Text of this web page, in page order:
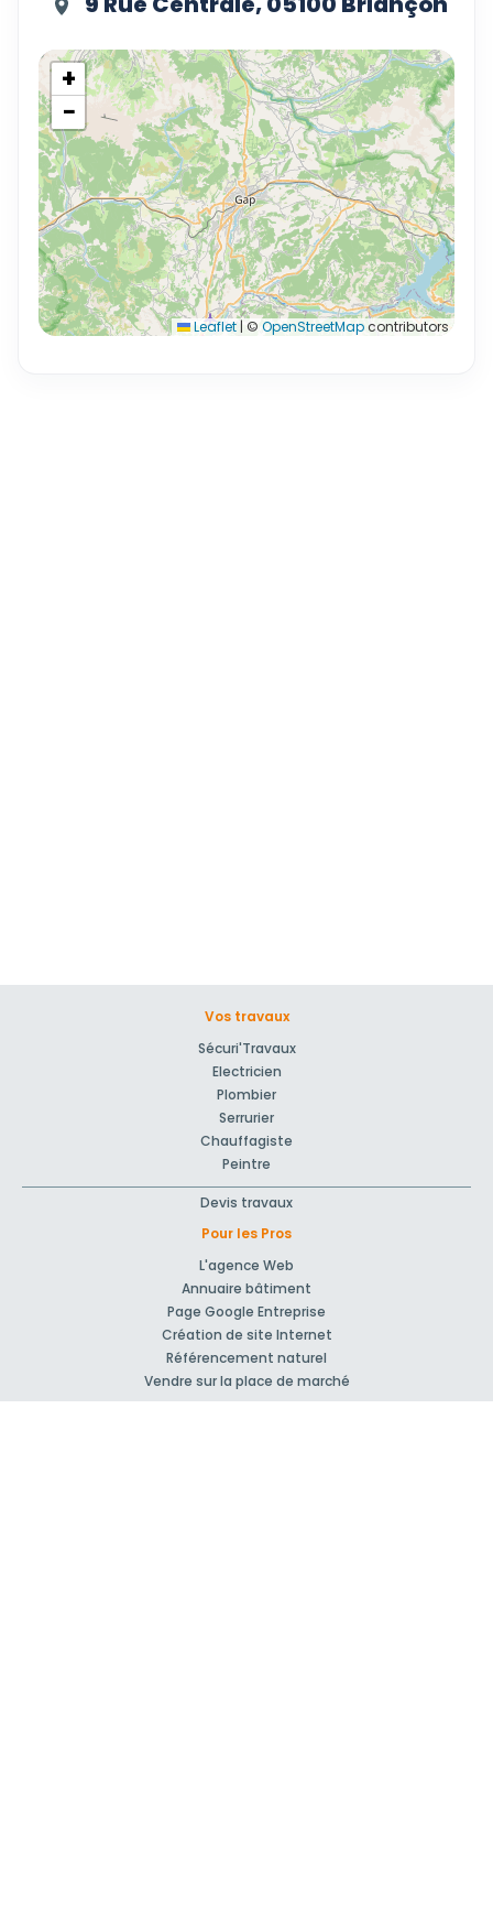
+
−
Leaflet | © OpenStreetMapcontributors
Vos travaux
Sécuri'Travaux
Electricien
Plombier
Serrurier
Chauffagiste
Peintre
Devis travaux
Pour les Pros
L'agence Web
Annuaire bâtiment
Page Google Entreprise
Création de site Internet
Référencement naturel
Vendre sur la place de marché